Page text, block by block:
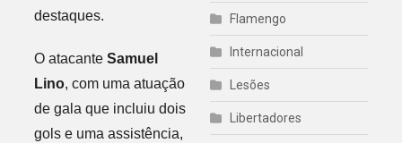
destaques.
O atacante Samuel
Lino, com uma atuação
de gala que incluiu dois
gols e uma assistência,
Flamengo
Internacional
Lesões
Libertadores